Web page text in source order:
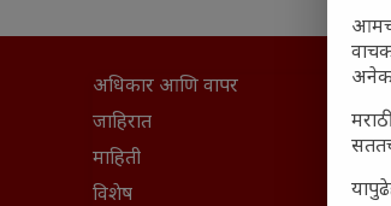
अधिकार आणि वापर
जाहिरात
माहिती
विशेष
अनेक